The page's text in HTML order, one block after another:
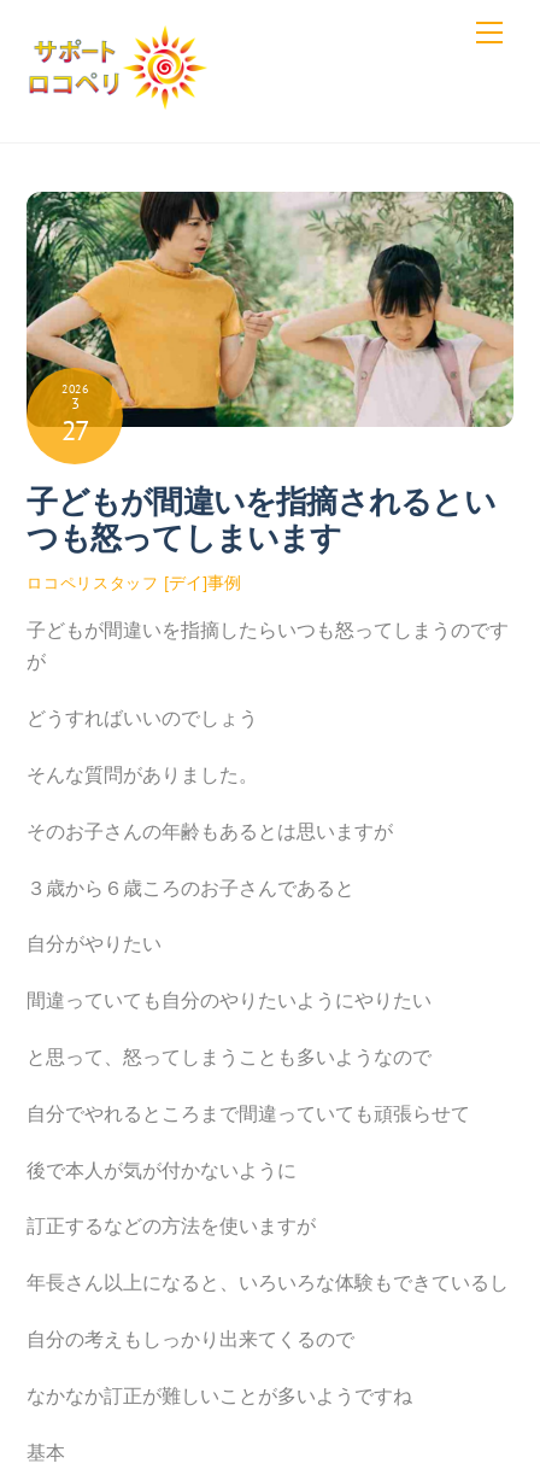
content
2026
3
27
子どもが間違いを指摘されるとい
つも怒ってしまいます
ロコペリスタッフ [デイ]事例
子どもが間違いを指摘したらいつも怒ってしまうのです
が
どうすればいいのでしょう
そんな質問がありました。
そのお子さんの年齢もあるとは思いますが
３歳から６歳ころのお子さんであると
自分がやりたい
間違っていても自分のやりたいようにやりたい
と思って、怒ってしまうことも多いようなので
自分でやれるところまで間違っていても頑張らせて
後で本人が気が付かないように
訂正するなどの方法を使いますが
年長さん以上になると、いろいろな体験もできているし
自分の考えもしっかり出来てくるので
なかなか訂正が難しいことが多いようですね
基本